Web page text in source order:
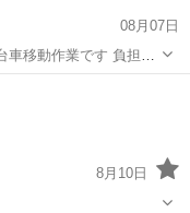
08月07日
車移動作業です 負担少
⏩夜間時間を活用した
たい方 <お仕事の魅力
8月10日